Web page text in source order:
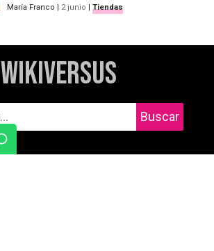
María Franco | 2 junio | Tiendas
WikiVersus
Buscar